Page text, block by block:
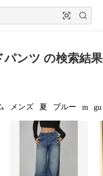
ンツ の検索結果
メンズ 夏 ブルー m gu